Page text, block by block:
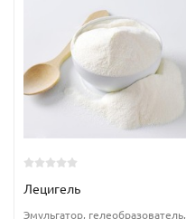
Лецигель
Эмульгатор, гелеобразователь,